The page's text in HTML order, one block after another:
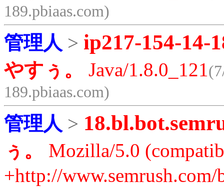
189.pbiaas.com)
管理人 > ip217-154-14-
やすぅ。 Java/1.8.0_121
189.pbiaas.com)
管理人 >
ぅ。
Mozilla/5.0
+http://